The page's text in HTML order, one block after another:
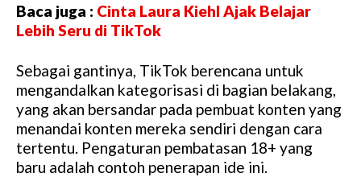
Baca juga : Cinta Laura Kiehl Ajak Belajar
Lebih Seru di TikTok
Sebagai gantinya, TikTok berencana untuk
mengandalkan kategorisasi di bagian belakang,
yang akan bersandar pada pembuat konten yang
menandai konten mereka sendiri dengan cara
tertentu. Pengaturan pembatasan 18+ yang
baru adalah contoh penerapan ide ini.